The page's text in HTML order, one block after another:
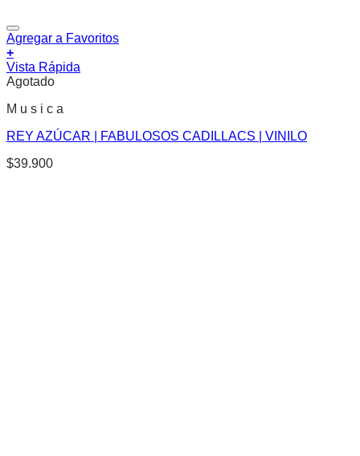
Agregar a Favoritos
+
Vista Rápida
Agotado
M u s i c a
REY AZÚCAR | FABULOSOS CADILLACS | VINILO
$39.900